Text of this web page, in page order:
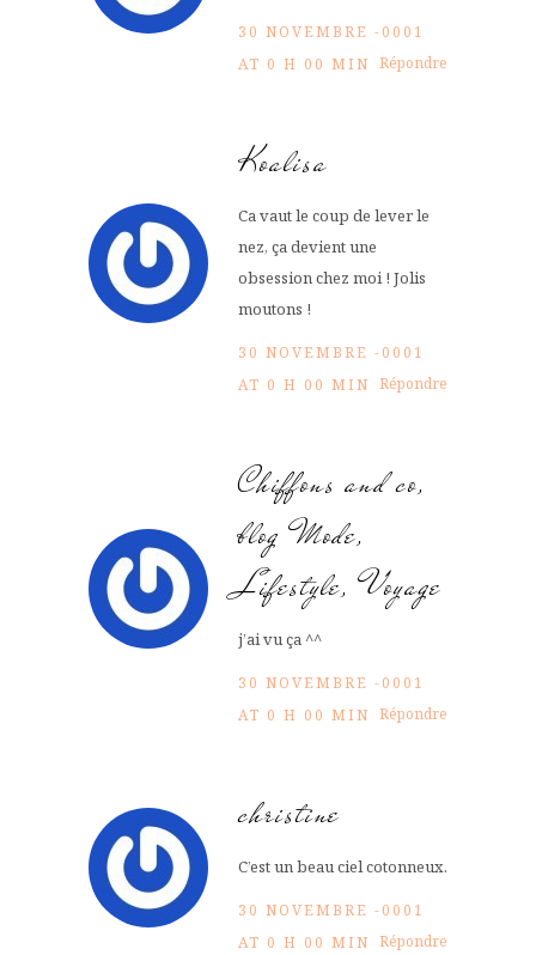
30 NOVEMBRE -0001
AT 0 H 00 MIN Répondre
Koalisa
Ca vaut le coup de lever le
nez, ça devient une
obsession chez moi ! Jolis
moutons !
30 NOVEMBRE -0001
AT 0 H 00 MIN Répondre
Chiffons and co,
blog Mode,
Lifestyle, Voyage
j’ai vu ça ^^
30 NOVEMBRE -0001
AT 0 H 00 MIN Répondre
christine
C’est un beau ciel cotonneux.
30 NOVEMBRE -0001
AT 0 H 00 MIN Répondre